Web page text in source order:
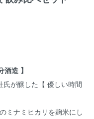
造 】
が醸した【 優しい時間
ミナミヒカリを麹米にし